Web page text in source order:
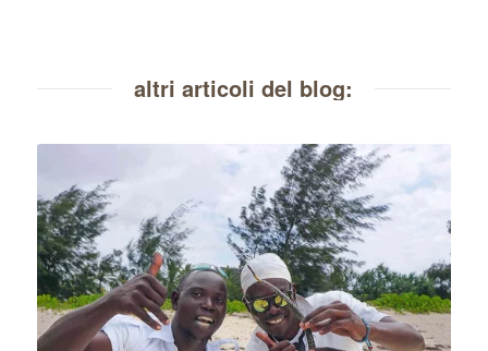
altri articoli del blog: